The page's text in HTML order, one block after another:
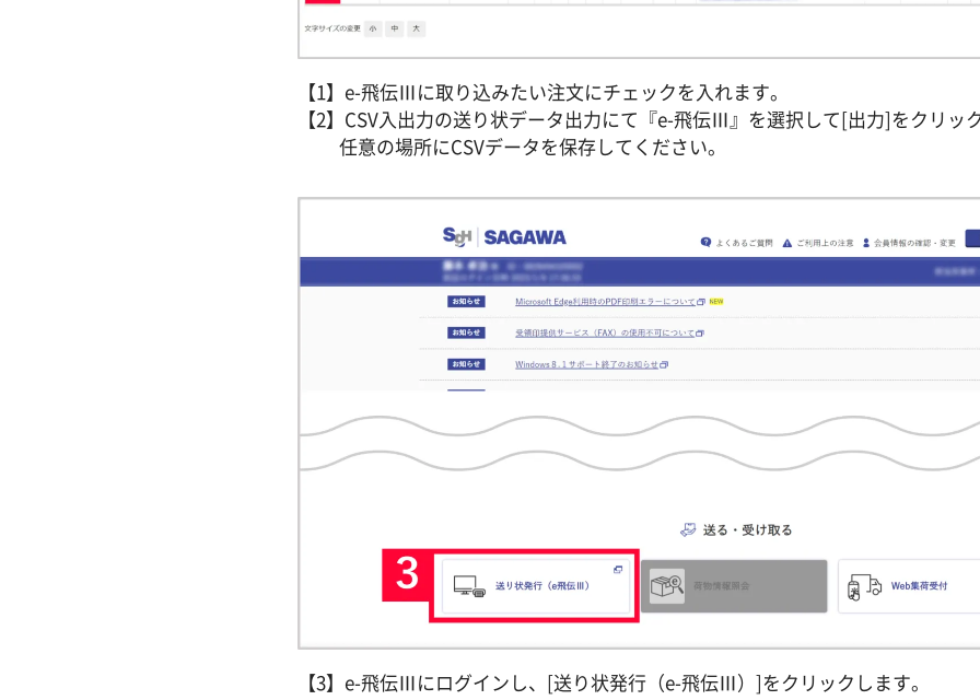
【1】e-飛伝Ⅲに取り込みたい注文にチェックを入れます。
【2】CSV入出力の送り状データ出力にて『e-飛伝Ⅲ』を選択して[出力]をクリッ
任意の場所にCSVデータを保存してください。
【3】e-飛伝Ⅲにログインし、[送り状発行（e-飛伝Ⅲ）]をクリックします。